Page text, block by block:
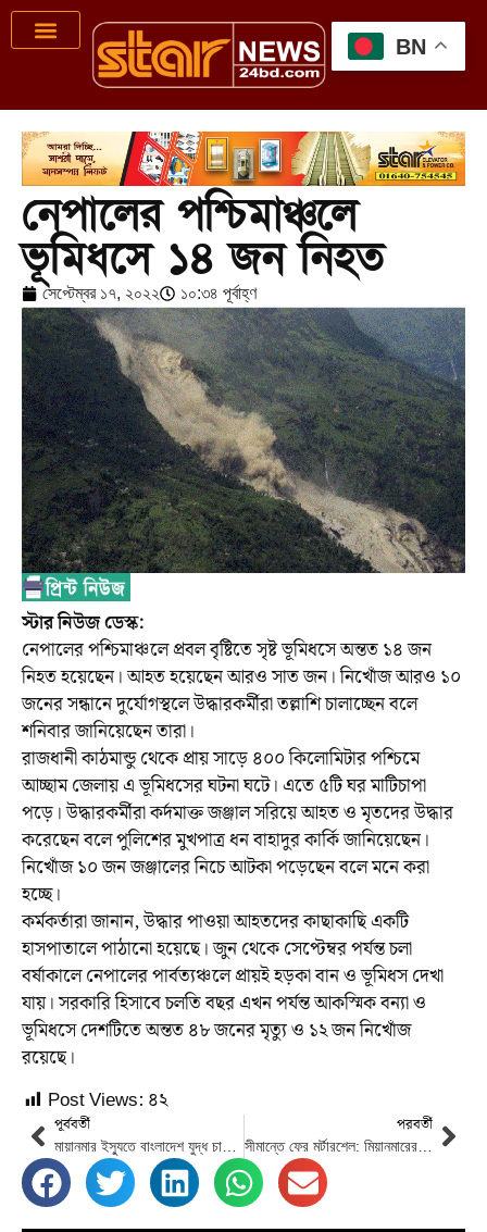
নেপালের পশ্চিমাঞ্চলে
ভূমিধসে ১৪ জন নিহত
সেপ্টেম্বর ১৭, ২০২২ ১০:৩৪ পূর্বাহ্ণ
স্টার নিউজ ডেস্ক:
নেপালের পশ্চিমাঞ্চলে প্রবল বৃষ্টিতে সৃষ্ট ভূমিধসে অন্তত ১৪ জন
নিহত হয়েছেন। আহত হয়েছেন আরও সাত জন। নিখোঁজ আরও ১০
জনের সন্ধানে দুর্যোগস্থলে উদ্ধারকর্মীরা তল্লাশি চালাচ্ছেন বলে
শনিবার জানিয়েছেন তারা।
রাজধানী কাঠমান্ডু থেকে প্রায় সাড়ে ৪০০ কিলোমিটার পশ্চিমে
আচ্ছাম জেলায় এ ভূমিধসের ঘটনা ঘটে। এতে ৫টি ঘর মাটিচাপা
পড়ে। উদ্ধারকর্মীরা কর্দমাক্ত জঞ্জাল সরিয়ে আহত ও মৃতদের উদ্ধার
করেছেন বলে পুলিশের মুখপাত্র ধন বাহাদুর কার্কি জানিয়েছেন।
নিখোঁজ ১০ জন জঞ্জালের নিচে আটকা পড়েছেন বলে মনে করা
হচ্ছে।
কর্মকর্তারা জানান, উদ্ধার পাওয়া আহতদের কাছাকাছি একটি
হাসপাতালে পাঠানো হয়েছে। জুন থেকে সেপ্টেম্বর পর্যন্ত চলা
বর্ষাকালে নেপালের পার্বত্যঞ্চলে প্রায়ই হড়কা বান ও ভূমিধস দেখা
যায়। সরকারি হিসাবে চলতি বছর এখন পর্যন্ত আকস্মিক বন্যা ও
ভূমিধসে দেশটিতে অন্তত ৪৮ জনের মৃত্যু ও ১২ জন নিখোঁজ
রয়েছে।
Post Views: ৪২
পূর্ববর্তী
মায়ানমার ইস্যুতে বাংলাদেশ যুদ্ধ চায় না, শান্তিপূর্ণভাবে সমাধান চায়: স্বরাষ্ট্রমন্ত্রী
পরবর্তী
সীমান্তে ফের মর্টারশেল: মিয়ানমারের রাষ্ট্রদূতকে তলব
BN